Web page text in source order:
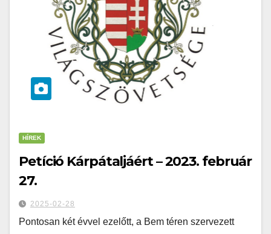
HÍREK
Petíció Kárpátaljáért – 2023. február
27.
2025-02-28
Pontosan két évvel ezelőtt, a Bem téren szervezett